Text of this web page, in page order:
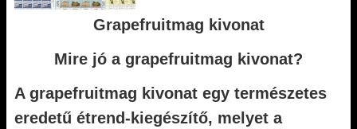
Grapefruitmag kivonat
Mire jó a grapefruitmag kivonat?
A grapefruitmag kivonat egy természetes
eredetű étrend-kiegészítő, melyet a